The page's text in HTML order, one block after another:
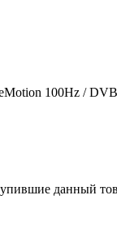
100Hz /
данный